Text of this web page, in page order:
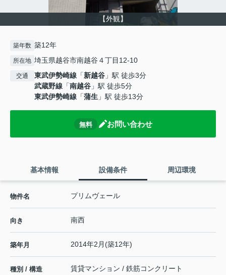
【外観】
築年数 築12年
所在地 埼玉県越谷市南越谷４丁目12-10
交通 東武伊勢崎線 「新越谷 」駅 徒歩3分
武蔵野線 「南越谷 」駅 徒歩5分
東武伊勢崎線 「蒲生 」駅 徒歩13分
無料 お問い合わせ
基本情報 設備条件 周辺環境
物件名 プリムヴェール
向き 南西
築年月 2014年2月(築12年)
種別 / 構造 賃貸マンション / 鉄筋コンクリート